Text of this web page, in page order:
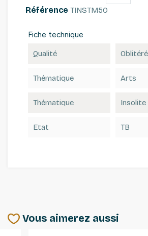
Référence TINSTM50
Fiche technique
Qualité Oblitéré
Thématique Arts
Thématique Insolite
Etat TB
Vous aimerez aussi